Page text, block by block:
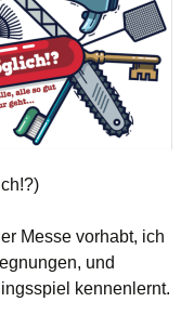
Messe vorhabt, ich
und
kennenlernt.